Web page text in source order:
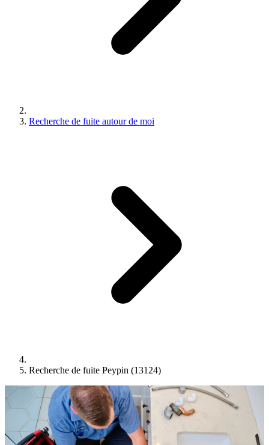
Recherche de fuite autour de moi
Recherche de fuite Peypin (13124)